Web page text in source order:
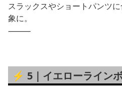
スラックスやショートパンツ
象に。
⸻
⚡️ 5｜イエローライン